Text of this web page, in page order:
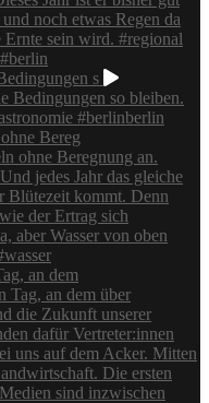
s
Bereg
an dem